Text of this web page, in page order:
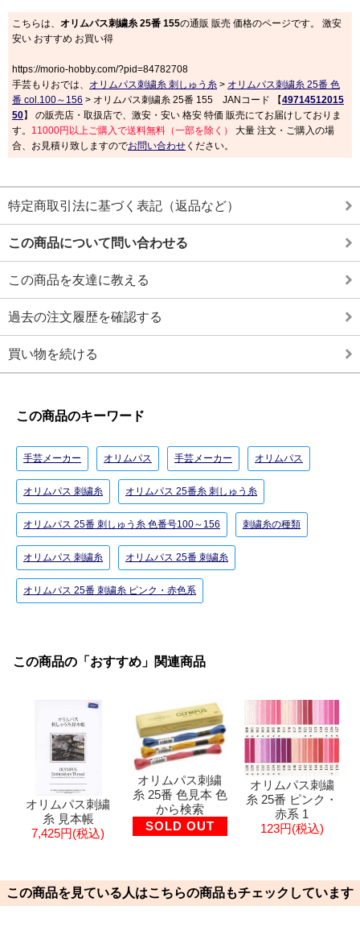
こちらは、 オリムパス刺繍糸 25番 155の通販 販売 価格のページです。 激安
安い おすすめ お買い得
https://morio-hobby.com/?pid=84782708
手芸もりおでは、 オリムパス刺繍糸 刺しゅう糸 > オリムパス刺繍糸 25番 色
番 col.100～156 > オリムパス刺繍糸 25番 155 JANコード 【49714512015
50】 の販売店・取扱店で、激安・安い 格安 特価 販売にてお届けしておりま
す。 11000円以上ご購入で送料無料（一部を除く）
大量 注文・ご購入の場
合、お見積り致しますのでお問い合わせ ください。
特定商取引法に基づく表記（返品など）
この商品について問い合わせる
この商品を友達に教える
過去の注文履歴を確認する
買い物を続ける
この商品のキーワード
手芸メーカー オリムパス 手芸メーカー オリムパス
オリムパス 刺繍糸 オリムパス 25番糸 刺しゅう糸
オリムパス 25番 刺しゅう糸 色番号100～156 刺繍糸の種類
オリムパス 刺繍糸 オリムパス 25番 刺繍糸
オリムパス 25番 刺繍糸 ピンク・赤色系
この商品の「おすすめ」関連商品
オリムパス刺繍
糸 見本帳
7,425円(税込)
オリムパス刺繍
糸 25番 色見本 色
から検索
SOLD OUT
オリムパス刺繍
糸 25番 ピンク・
赤系 1
123円(税込)
この商品を見ている人はこちらの商品もチェックしています